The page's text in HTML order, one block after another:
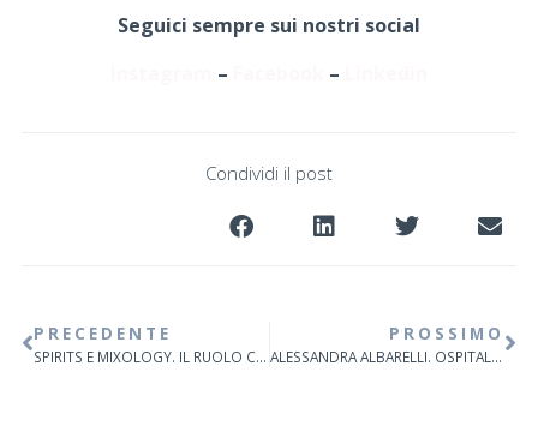
Seguici sempre sui nostri social
– –
Condividi il post
PRECEDENTE
SPIRITS E MIXOLOGY. IL RUOLO CHIAVE DEI BARTENDER
PROSSIMO
ALESSANDRA ALBARELLI. OSPITALITÀ ITALIANA. IBRIDAZIONE IN ATTO